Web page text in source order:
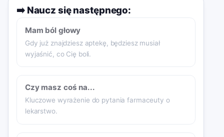
➡️ Naucz się następnego:
Mam ból głowy
Gdy już znajdziesz aptekę, będziesz musiał
wyjaśnić, co Cię boli.
Czy masz coś na...
Kluczowe wyrażenie do pytania farmaceuty o
lekarstwo.